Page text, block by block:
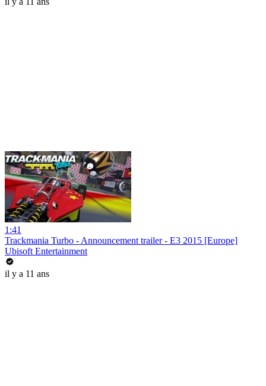
1:41
Trackmania Turbo - Announcement trailer - E3 2015 [Europe]
Ubisoft Entertainment
il y a 11 ans